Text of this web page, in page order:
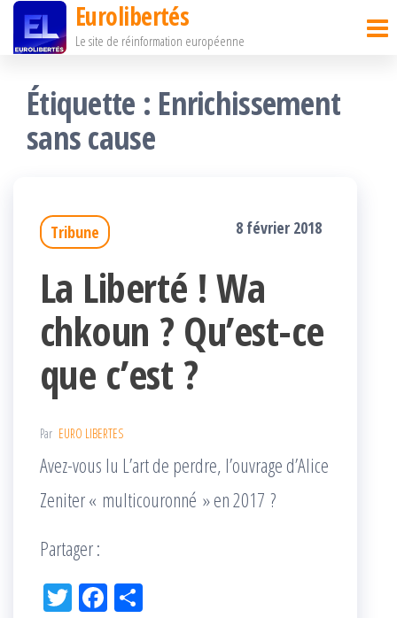
Passer
contenu
Eurolibertés
Le site de réinformation européenne
Étiquette : Enrichissement
sans cause
Tribune 8 février 2018
La Liberté ! Wa
chkoun ? Qu’est-ce
que c’est ?
Par EURO LIBERTES
Avez-vous lu L’art de perdre, l’ouvrage d’Alice
Zeniter « multicouronné » en 2017 ?
Partager :
Tw Fac